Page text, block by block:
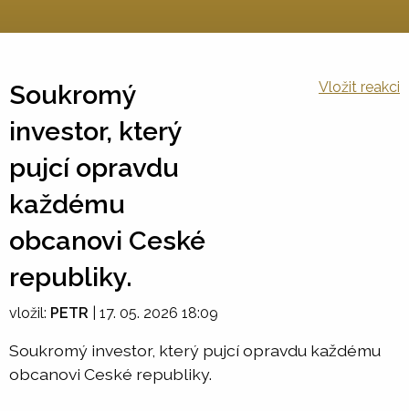
Soukromý
investor, který
pujcí opravdu
každému
obcanovi Ceské
republiky.
Vložit reakci
vložil: PETR 17. 05. 2026 18:09
Soukromý investor, který pujcí opravdu každému
obcanovi Ceské republiky.